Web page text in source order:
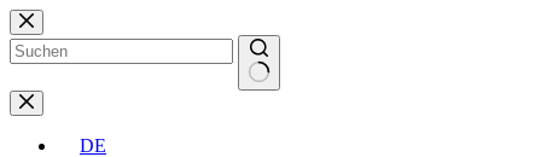
Skip
to
content
No
results
DE